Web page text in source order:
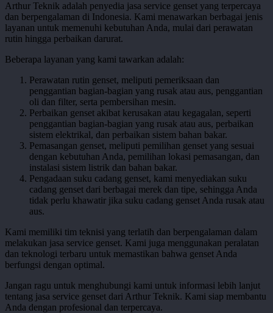
Arthur Teknik adalah penyedia jasa service genset yang terpercaya
dan berpengalaman di Indonesia. Kami menawarkan berbagai jenis
layanan untuk memenuhi kebutuhan Anda, mulai dari perawatan
rutin hingga perbaikan darurat.
Beberapa layanan yang kami tawarkan adalah:
Perawatan rutin genset, meliputi pemeriksaan dan
penggantian bagian-bagian yang rusak atau aus, penggantian
oli dan filter, serta pembersihan mesin.
Perbaikan genset akibat kerusakan atau kegagalan, seperti
penggantian bagian-bagian yang rusak atau aus, perbaikan
sistem elektrikal, dan perbaikan sistem bahan bakar.
Pemasangan genset, meliputi pemilihan genset yang sesuai
dengan kebutuhan Anda, pemilihan lokasi pemasangan, dan
instalasi sistem listrik dan bahan bakar.
Pengadaan suku cadang genset, kami menyediakan suku
cadang genset dari berbagai merek dan tipe, sehingga Anda
tidak perlu khawatir jika suku cadang genset Anda rusak atau
aus.
Kami memiliki tim teknisi yang terlatih dan berpengalaman dalam
melakukan jasa service genset. Kami juga menggunakan peralatan
dan teknologi terbaru untuk memastikan bahwa genset Anda
berfungsi dengan optimal.
Jangan ragu untuk menghubungi kami untuk informasi lebih lanjut
tentang jasa service genset dari Arthur Teknik. Kami siap membantu
Anda dengan profesional dan terpercaya.